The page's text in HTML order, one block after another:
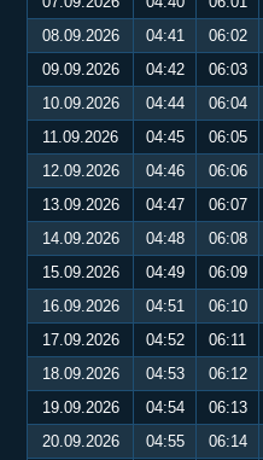
08.09.2026
04:41 06:02
09.09.2026
04:42 06:03
10.09.2026
04:44 06:04
11.09.2026
04:45 06:05
12.09.2026
04:46 06:06
13.09.2026
04:47 06:07
14.09.2026
04:48 06:08
15.09.2026
04:49 06:09
16.09.2026
04:51 06:10
17.09.2026
04:52 06:11
18.09.2026
04:53 06:12
19.09.2026
04:54 06:13
20.09.2026
04:55 06:14